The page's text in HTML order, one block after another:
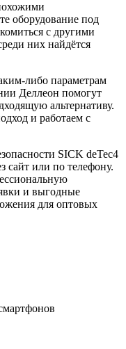
оборудование под
с другими
них найдётся
либо параметрам
Деллеон помогут
альтернативу.
и работаем с
SICK deTec4
сайт или по телефону.
и выгодные
для оптовых